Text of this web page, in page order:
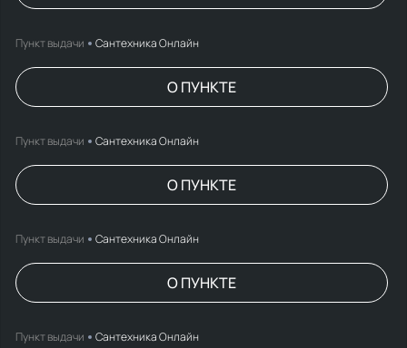
Пункт выдачи Сантехника Онлайн
О ПУНКТЕ
Пункт выдачи Сантехника Онлайн
О ПУНКТЕ
Пункт выдачи Сантехника Онлайн
О ПУНКТЕ
Пункт выдачи Сантехника Онлайн